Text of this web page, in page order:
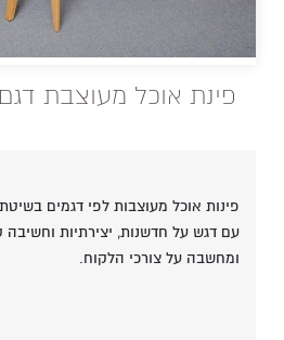
פינת אוכל מעוצבת דגם
פינות אוכל מעוצבות לפי דגמים
עם דגש על חדשנות, יצירתיות וחשיבה
ומחשבה על צורכי הלקוח.